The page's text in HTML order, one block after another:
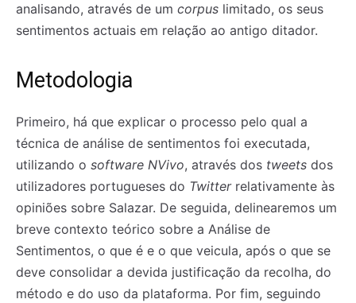
analisando, através de um corpus limitado, os seus
sentimentos actuais em relação ao antigo ditador.
Metodologia
Primeiro, há que explicar o processo pelo qual a
técnica de análise de sentimentos foi executada,
utilizando o software NVivo, através dos tweets dos
utilizadores portugueses do Twitterrelativamente às
opiniões sobre Salazar. De seguida, delinearemos um
breve contexto teórico sobre a Análise de
Sentimentos, o que é e o que veicula, após o que se
deve consolidar a devida justificação da recolha, do
método e do uso da plataforma. Por fim, seguindo